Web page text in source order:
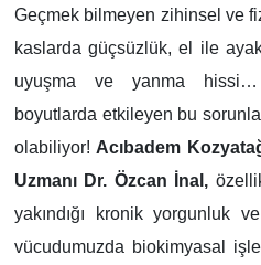
Geçmek bilmeyen zihinsel ve
kaslarda güçsüzlük, el ile
uyuşma ve yanma
boyutlarda etkileyen bu
olabiliyor! Acıbadem
Uzmanı Dr. Özcan İnal,
yakındığı kronik yorgunluk
vücudumuzda biokimyasal